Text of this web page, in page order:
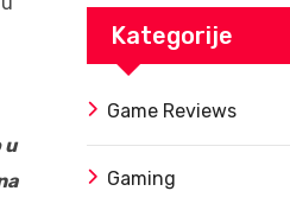
u
Kategorije
Game Reviews
Gaming